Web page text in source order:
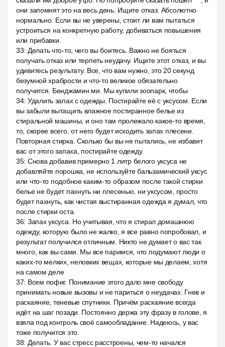
они запомнят это на весь день. Ищите отказ. Абсолютно
нормально. Если вы не уверены, стоит ли вам пытаться
устроиться на конкретную работу, добиваться повышения
или прибавки.
33: Делать что-то, чего вы боитесь. Важно не бояться
получать отказ или терпеть неудачу. Ищите этот отказ, и вы
удивитесь результату. Все, что вам нужно, это 20 секунд
безумной храбрости и что-то великое обязательно
получится. Бенджамин ми. Мы купили зоопарк, чтобы
34: Удалить запах с одежды. Постирайте её с уксусом. Если
вы забыли вытащить влажное постиранное белье из
стиральной машины, и оно там пролежало какое-то время,
то, скорее всего, от него будет исходить запах плесени.
Повторная стирка. Сколько бы вы не пытались, не избавит
вас от этого запаха, постирайте одежду.
35: Снова добавив примерно 1 литр белого уксуса не
добавляйте порошка, не используйте бальзамический уксус
или что-то подобное каким-то образом после такой стирки
белье не будет пахнуть ни плесенью, ни уксусом, просто
будет пахнуть, как чистая выстиранная одежда я думал, что
после стирки оста.
36: Запах уксуса. Но учитывая, что я стирал домашнюю
одежду, которую было не жалко, я все равно попробовал, и
результат получился отличным. Никто не думает о вас так
много, как вы сами. Мы все паримся, что подумают люди о
каких-то мелких, неловких вещах, которые мы делаем, хотя
на самом деле
37: Всем пофиг. Понимание этого дало мне свободу
принимать новые вызовы и не париться о неудачах. Гнев и
раскаяние, теневые спутники. Причём раскаяние всегда
идёт на шаг позади. Постоянно держа эту фразу в голове, я
взяла под контроль своё самообладание. Надеюсь, у вас
тоже получится это.
38: Делать. У вас стресс расстроены, чем-то начался